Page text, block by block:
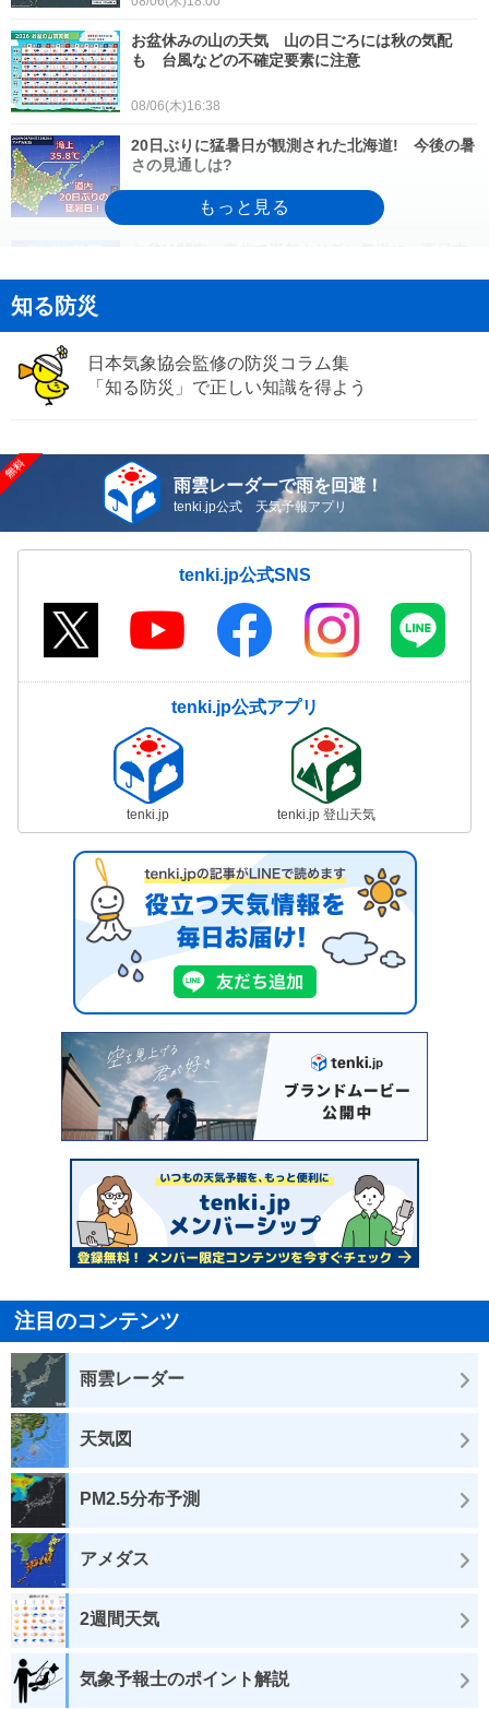
お盆休みの山の天気 山の日ごろには秋の気配
も 台風などの不確定要素に注意
08/06(木)16:38
20日ぶりに猛暑日が観測された北海道! 今後の暑
さの見通しは?
08/06(木)16:19
2026年夏は7月中旬から35℃以上の猛暑日が急
増 8月も暑く猛暑日さらに増加へ
意 沖縄は大雨・暴風・高波に厳重警戒
08/06(木)13:48
気象予報士の解説をもっと見る
知る防災
日本気象協会監修の防災コラム集
「知る防災」で正しい知識を得よう
雨雲レーダーで雨を回避！
tenki.jp公式 天気予報アプリ
tenki.jp公式SNS
tenki.jp公式アプリ
tenki.jp tenki.jp 登山天気
注目のコンテンツ
雨雲レーダー
天気図
PM2.5分布予測
アメダス
2週間天気
気象予報士のポイント解説